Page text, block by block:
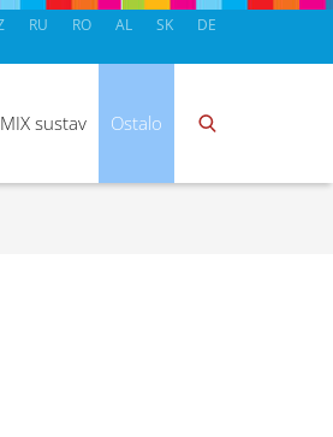
RU RO AL SK DE
sustav Ostalo